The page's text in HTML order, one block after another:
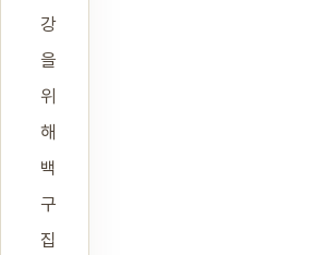
강
을
위
해
백
구
집